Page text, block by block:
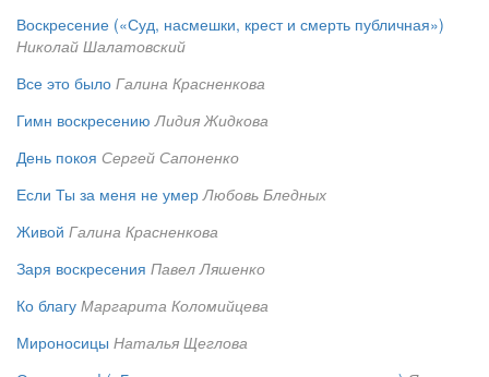
Воскресение («Суд, насмешки, крест и смерть публичная»)
Николай Шалатовский
Все это было Галина Красненкова
Гимн воскресению Лидия Жидкова
День покоя Сергей Сапоненко
Если Ты за меня не умер Любовь Бледных
Живой Галина Красненкова
Заря воскресения Павел Ляшенко
Ко благу Маргарита Коломийцева
Мироносицы Наталья Щеглова